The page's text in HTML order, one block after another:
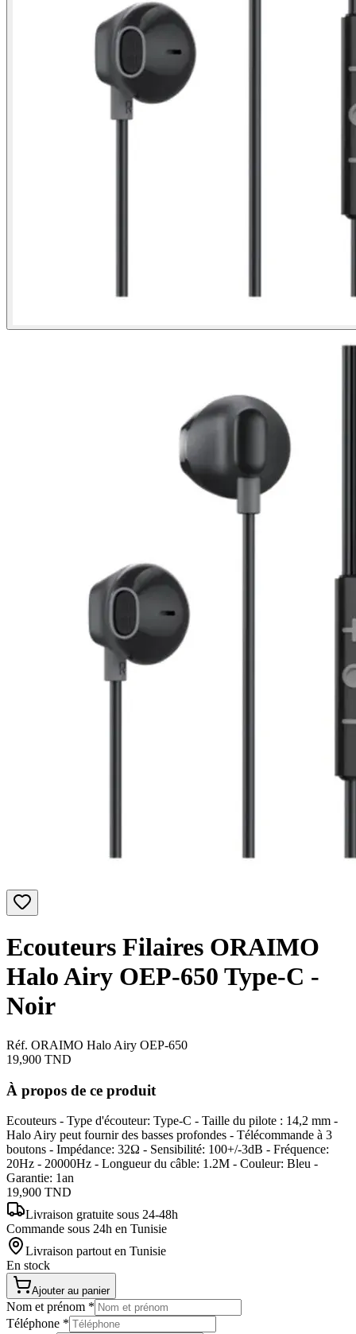
Ecouteurs Filaires ORAIMO
Halo Airy OEP-650 Type-C -
Noir
Réf. ORAIMO Halo Airy OEP-650
19,900 TND
À propos de ce produit
Ecouteurs - Type d'écouteur: Type-C - Taille du pilote : 14,2 mm -
Halo Airy peut fournir des basses profondes - Télécommande à 3
boutons - Impédance: 32Ω - Sensibilité: 100+/-3dB - Fréquence:
20Hz - 20000Hz - Longueur du câble: 1.2M - Couleur: Bleu -
Garantie: 1an
19,900 TND
Livraison gratuite sous 24-48h
Commande sous 24h en Tunisie
Livraison partout en Tunisie
En stock
Ajouter au panier
Nom et prénom *
Téléphone *